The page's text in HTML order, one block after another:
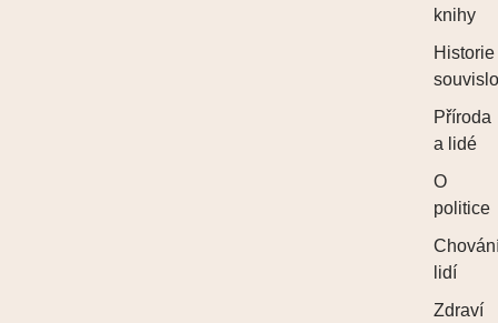
knihy
Historie
Příroda
a lidé
O
politice
lidí
Zdraví